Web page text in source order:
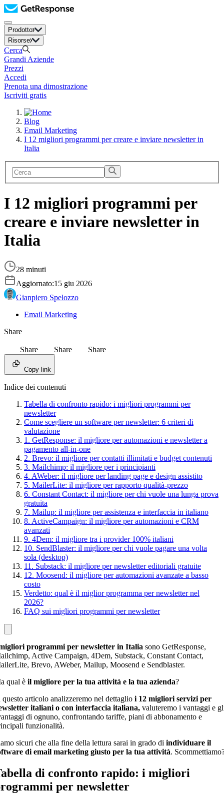
Prodotto
Risorse
Cerca
Grandi Aziende
Prezzi
Accedi
Prenota una dimostrazione
Iscriviti gratis
Blog
Email Marketing
I 12 migliori programmi per creare e inviare newsletter in
Italia
I 12 migliori programmi per
creare e inviare newsletter in
Italia
28 minuti
Aggiornato:15 giu 2026
Gianpiero Spelozzo
Email Marketing
Share
Share Share Share
Copy link
Indice dei contenuti
Tabella di confronto rapido: i migliori programmi per
newsletter
Come scegliere un software per newsletter: 6 criteri di
valutazione
1. GetResponse: il migliore per automazioni e newsletter a
pagamento all-in-one
2. Brevo: il migliore per contatti illimitati e budget contenuti
3. Mailchimp: il migliore per i principianti
4. AWeber: il migliore per landing page e design assistito
5. MailerLite: il migliore per rapporto qualità-prezzo
6. Constant Contact: il migliore per chi vuole una lunga prova
gratuita
7. Mailup: il migliore per assistenza e interfaccia in italiano
8. ActiveCampaign: il migliore per automazioni e CRM
avanzati
9. 4Dem: il migliore tra i provider 100% italiani
10. SendBlaster: il migliore per chi vuole pagare una volta
sola (desktop)
11. Substack: il migliore per newsletter editoriali gratuite
12. Moosend: il migliore per automazioni avanzate a basso
costo
Verdetto: qual è il miglior programma per newsletter nel
2026?
FAQ sui migliori programmi per newsletter
programmi per newsletter in Italia sono GetResponse,
Active Campaign, 4Dem, Substack, Constant Contact,
Brevo, AWeber, Mailup, Moosend e Sendblaster.
qual è il migliore per la tua attività e la tua azienda?
questo articolo analizzeremo nel dettaglio i 12 migliori servizi per
italiani o con interfaccia italiana, valuteremo i vantaggi e
di ognuno, confrontando tariffe, piani di abbonamento e
funzionalità.
sicuri che alla fine della lettura sarai in grado di individuare il
di email marketing giusto per la tua attività.
di confronto rapido: i migliori
per newsletter